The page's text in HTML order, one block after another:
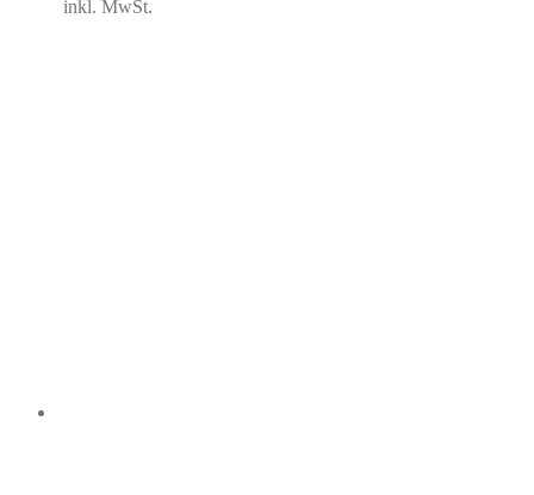
inkl. MwSt.